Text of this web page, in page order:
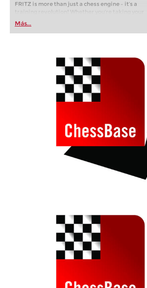
FRITZ is more than just a chess engine – it’s a
training revolution! Whether you’re taking your
first steps into the world of club chess, or already
playing at a tournament level: with FRITZ, you can
train more efficiently, intelligently and with a
Más...